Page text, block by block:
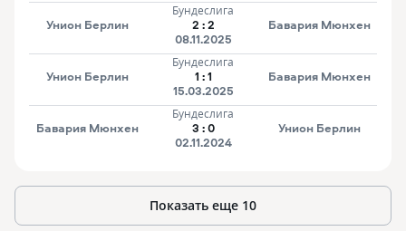
Унион Берлин
Бундеслига
2 :2
08.11.2025
Бавария Мюнхен
Унион Берлин
Бундеслига
1 :1
15.03.2025
Бавария Мюнхен
Бавария Мюнхен
Бундеслига
3 :0
02.11.2024
Унион Берлин
Показать еще 10